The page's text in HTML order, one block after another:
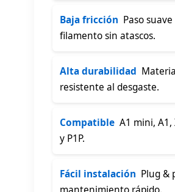
Baja fricción  Paso
filamento sin atascos.
Alta durabilidad 
resistente al desgaste.
Compatible  A1 mini,
y P1P.
Fácil instalación  Plug